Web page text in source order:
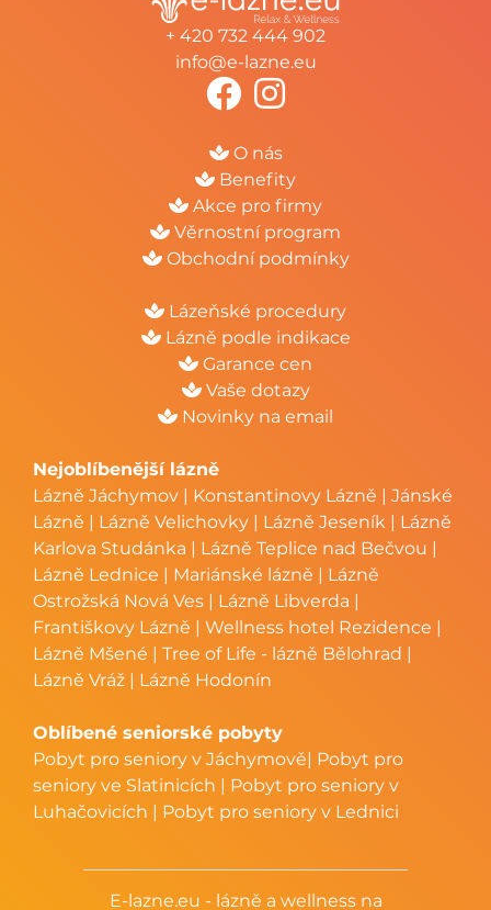
+ 420 732 444 902
info@e-lazne.eu
O nás
Benefity
Akce pro firmy
Věrnostní program
Obchodní podmínky
Lázeňské procedury
Lázně podle indikace
Garance cen
Vaše dotazy
Novinky na email
Nejoblíbenější lázně
Lázně Jáchymov | Konstantinovy Lázně | Jánské
Lázně | Lázně Velichovky | Lázně Jeseník | Lázně
Karlova Studánka | Lázně Teplice nad Bečvou |
Lázně Lednice | Mariánské lázně | Lázně
Ostrožská Nová Ves | Lázně Libverda |
Františkovy Lázně | Wellness hotel Rezidence |
Lázně Mšené | Tree of Life - lázně Bělohrad |
Lázně Vráž | Lázně Hodonín
Oblíbené seniorské pobyty
Pobyt pro seniory v Jáchymově| Pobyt pro
seniory ve Slatinicích | Pobyt pro seniory v
Luhačovicích | Pobyt pro seniory v Lednici
E-lazne.eu - lázně a wellness na